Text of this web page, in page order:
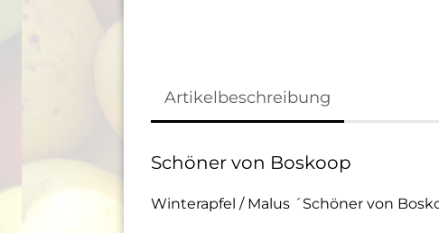
Artikelbeschreibung
Schöner von Boskoop
Winterapfel / Malus ´Schöner von